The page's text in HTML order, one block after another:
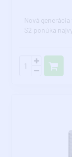
Nová
S2 ponúka